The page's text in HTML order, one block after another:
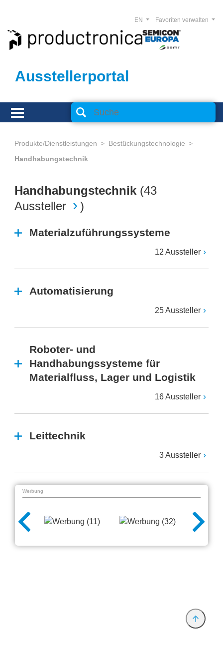
Ausstellerportal
Favoriten verwalten
EN
Produkte/Dienstleistungen
Bestückungstechnologie
Handhabungstechnik
Handhabungstechnik (43
Aussteller
)
Materialzuführungssysteme
12 Aussteller
Automatisierung
25 Aussteller
Roboter- und
Handhabungssysteme für
Materialfluss, Lager und Logistik
16 Aussteller
Leittechnik
3 Aussteller
Werbung